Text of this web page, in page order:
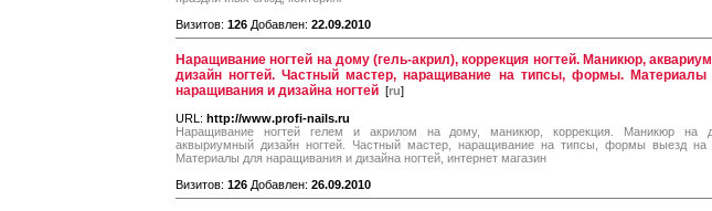
Визитов: 126 Добавлен: 22.09.2010
Наращивание ногтей на дому (гель-акрил), коррекция ногтей. Маникюр,
дизайн ногтей. Частный мастер, наращивание на типсы, формы. Материалы
наращивания и дизайна ногтей [ru]
URL: http://www.profi-nails.ru
Наращивание ногтей гелем и акрилом на дому, маникюр, коррекция. Маникюр на
аквыриумный дизайн ногтей. Частный мастер, наращивание на типсы, формы выезд на
Материалы для наращивания и дизайна ногтей, интернет магазин
Визитов: 126 Добавлен: 26.09.2010